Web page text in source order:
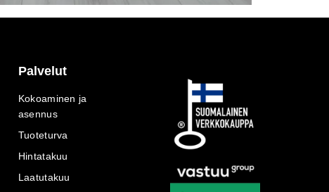
Palvelut
Kokoaminen ja
asennus
Tuoteturva
Hintatakuu
Laatutakuu